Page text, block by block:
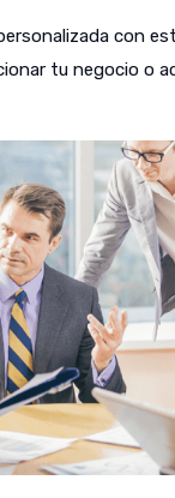
con
tu negocio o